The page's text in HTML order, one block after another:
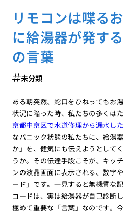
リモコンは喋る
に給湯器が発す
の言葉
未分類
ある朝突然、蛇口をひねってもお
状況に陥った時、私たちの多くは
京都中京区で水道修理から漏水し
なパニック状態の私たちに、給湯
か」を、健気にも伝えようとして
うか。その伝達手段こそが、キッ
ンの液晶画面に表示される、数字
ード」です。一見すると無機質な
コードは、実は給湯器が自己診断
極めて重要な「言葉」なのです。